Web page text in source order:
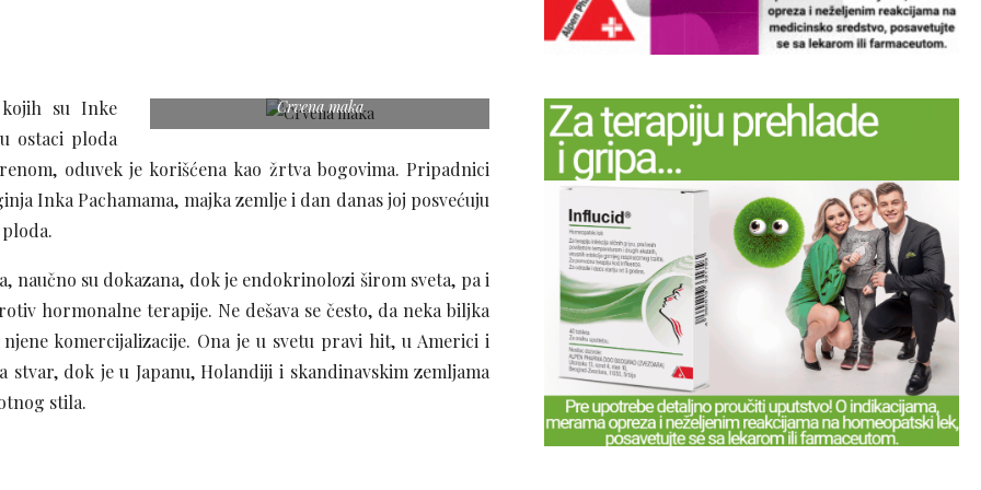
Crvena maka
su Inke
ostaci ploda
oduvek je korišćena kao žrtva bogovima. Pripadnici
Inka Pachamama, majka zemlje i dan danas joj posvećuju
naučno su dokazana, dok je endokrinolozi širom sveta, pa i
hormonalne terapije. Ne dešava se često, da neka biljka
komercijalizacije. Ona je u svetu pravi hit, u Americi i
dok je u Japanu, Holandiji i skandinavskim zemljama
stila.